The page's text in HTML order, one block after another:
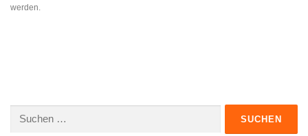
werden.
nach: